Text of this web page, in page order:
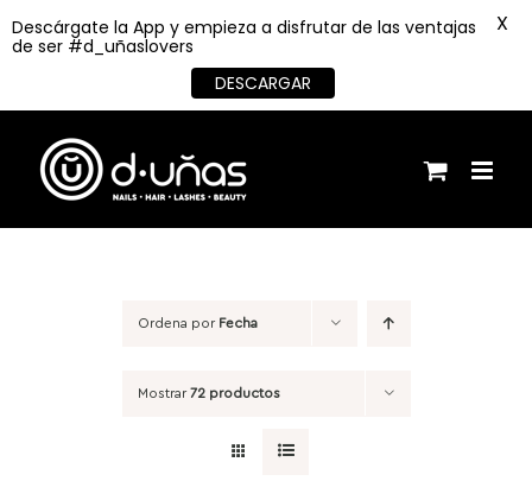
contenido
Ordena por Fecha
Mostrar72 productos
Descárgate la App y empieza a disfrutar de las ventajas
de ser #d_uñaslovers
DESCARGAR
X